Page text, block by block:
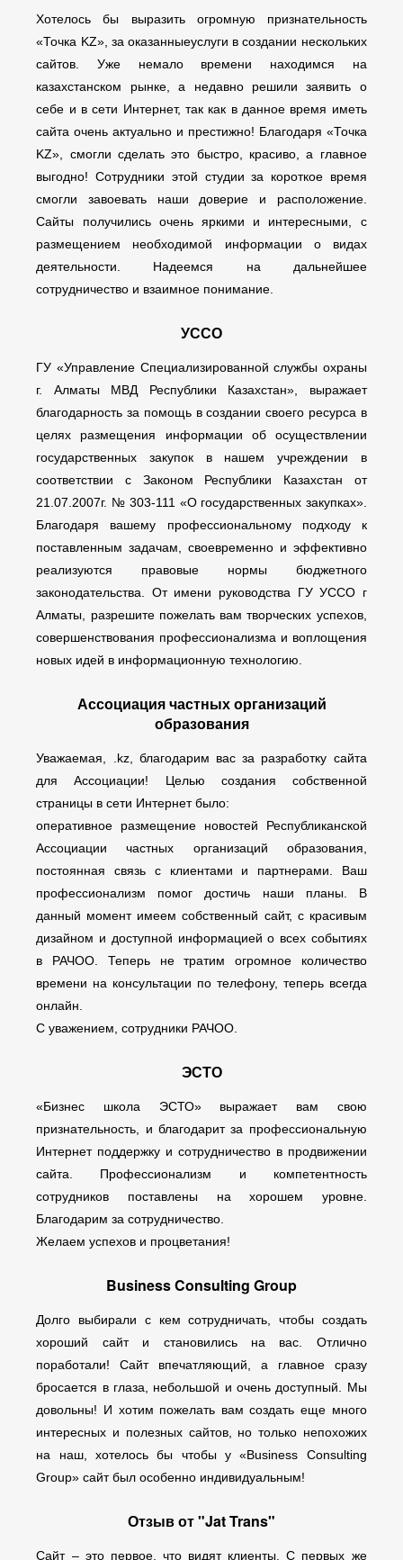
Хотелось бы выразить огромную признательность
«Точка KZ», за оказанныеуслуги в создании нескольких
сайтов. Уже немало времени находимся на
казахстанском рынке, а недавно решили заявить о
себе и в сети Интернет, так как в данное время иметь
сайта очень актуально и престижно! Благодаря «Точка
KZ», смогли сделать это быстро, красиво, а главное
выгодно! Сотрудники этой студии за короткое время
смогли завоевать наши доверие и расположение.
Сайты получились очень яркими и интересными, с
размещением необходимой информации о видах
деятельности. Надеемся на дальнейшее
сотрудничество и взаимное понимание.
УССО
ГУ «Управление Специализированной службы охраны
г. Алматы МВД Республики Казахстан», выражает
благодарность за помощь в создании своего ресурса в
целях размещения информации об осуществлении
государственных закупок в нашем учреждении в
соответствии с Законом Республики Казахстан от
21.07.2007г. № 303-111 «О государственных закупках».
Благодаря вашему профессиональному подходу к
поставленным задачам, своевременно и эффективно
реализуются правовые нормы бюджетного
законодательства. От имени руководства ГУ УССО г
Алматы, разрешите пожелать вам творческих успехов,
совершенствования профессионализма и воплощения
новых идей в информационную технологию.
Ассоциация частных организаций
образования
Уважаемая, .kz, благодарим вас за разработку сайта
для Ассоциации! Целью создания собственной
страницы в сети Интернет было:
оперативное размещение новостей Республиканской
Ассоциации частных организаций образования,
постоянная связь с клиентами и партнерами. Ваш
профессионализм помог достичь наши планы. В
данный момент имеем собственный сайт, с красивым
дизайном и доступной информацией о всех событиях
в РАЧОО. Теперь не тратим огромное количество
времени на консультации по телефону, теперь всегда
онлайн.
С уважением, сотрудники РАЧОО.
ЭСТО
«Бизнес школа ЭСТО» выражает вам свою
признательность, и благодарит за профессиональную
Интернет поддержку и сотрудничество в продвижении
сайта. Профессионализм и компетентность
сотрудников поставлены на хорошем уровне.
Благодарим за сотрудничество.
Желаем успехов и процветания!
Business Consulting Group
Долго выбирали с кем сотрудничать, чтобы создать
хороший сайт и становились на вас. Отлично
поработали! Сайт впечатляющий, а главное сразу
бросается в глаза, небольшой и очень доступный. Мы
довольны! И хотим пожелать вам создать еще много
интересных и полезных сайтов, но только непохожих
на наш, хотелось бы чтобы у «Business Consulting
Group» сайт был особенно индивидуальным!
Отзыв от "Jat Trans"
Сайт – это первое, что видят клиенты. С первых же